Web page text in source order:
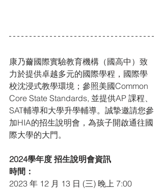
康乃薾國際實驗教育機構（國高中）致
力於提供卓越多元的國際學程，國際學
校沈浸式教學環境；參照美國Common
Core State Standards, 並提供AP 課程、
SAT輔導和大學升學輔導。誠摯邀請您參
加HIA的招生說明會，為孩子開啟通往國
際大學的大門。
2024學年度 招生說明會資訊
時間：
2023 年 12 月 13 日 (三) 晚上 7:00